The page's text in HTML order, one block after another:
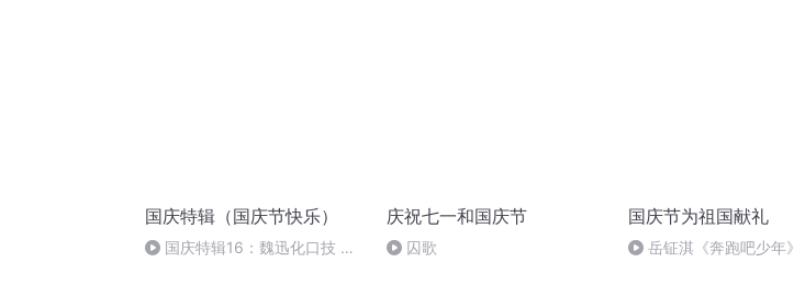
国庆特辑（国庆节快乐）
国庆特辑16：魏迅化口技 二
庆祝七一和国庆节
囚歌
国庆节为祖国献礼
岳钲淇《奔跑吧少年》